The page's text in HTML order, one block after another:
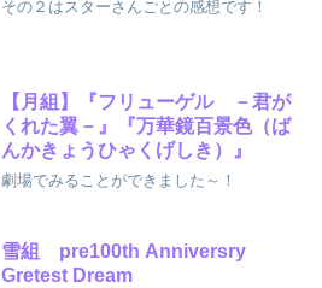
その２はスターさんごとの感想です！
【月組】『フリューゲル －君が
くれた翼－』『万華鏡百景色（ば
んかきょうひゃくげしき）』
劇場でみることができました～！
雪組 pre100th Anniversry
Gretest Dream